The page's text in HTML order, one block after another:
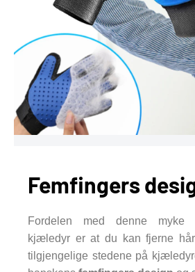
Femfingers
Fordelen med denne myke
kjæledyr er at du kan fjerne
tilgjengelige stedene på